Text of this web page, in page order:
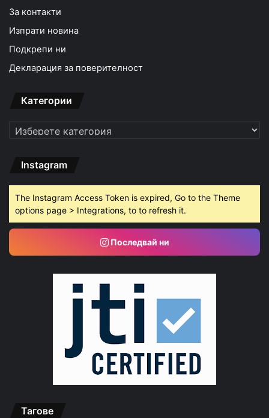
За контакти
Изпрати новина
Подкрепи ни
Декларация за поверителност
Категории
Категории
Instagram
The Instagram Access Token is expired, Go to the Theme
options page > Integrations, to to refresh it.
Последвай ни
Тагове